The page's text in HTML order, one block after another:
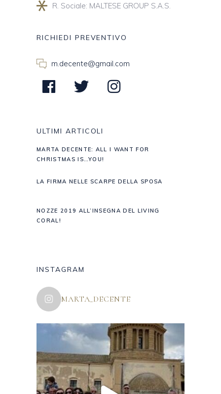
R. Sociale: MALTESE GROUP S.A.S.
RICHIEDI PREVENTIVO
m.decente@gmail.com
ULTIMI ARTICOLI
MARTA DECENTE: ALL I WANT FOR
CHRISTMAS IS…YOU!
LA FIRMA NELLE SCARPE DELLA SPOSA
NOZZE 2019 ALL’INSEGNA DEL LIVING
CORAL!
INSTAGRAM
MARTA_DECENTE